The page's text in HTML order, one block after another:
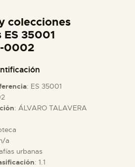
colecciones
35001
0002
: ES 35001
: ÁLVARO TALAVERA
a
urbanas
: 1.1